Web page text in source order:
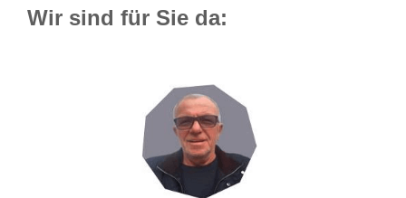
Wir sind für Sie da: